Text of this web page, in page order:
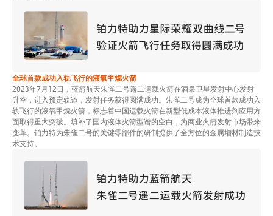
全球首款成功入轨飞行的液氧甲烷火箭
2023年7月12日，蓝箭航天朱雀二号遥二运载火箭在酒泉卫星发射中心发射
升空，进入预定轨道，发射任务获得圆满成功。朱雀二号成为全球首款成功入
轨飞行的液氧甲烷火箭，标志着中国运载火箭在新型低成本液体推进剂应用方
面取得重大突破。填补了国内液体火箭型谱的空白，为商业火箭发射市场带来
变革。铂力特为朱雀二号的关键零部件的研制提供了全方位的金属增材制造技
术支持。